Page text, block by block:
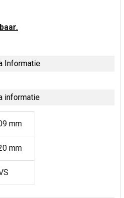
Informatie
informatie
mm
mm